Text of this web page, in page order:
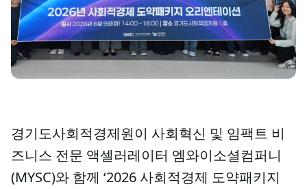
경기도사회적경제원이 사회혁신 및 임팩트 비
즈니스 전문 액셀러레이터 엠와이소셜컴퍼니
(MYSC)와 함께 ‘2026 사회적경제 도약패키지